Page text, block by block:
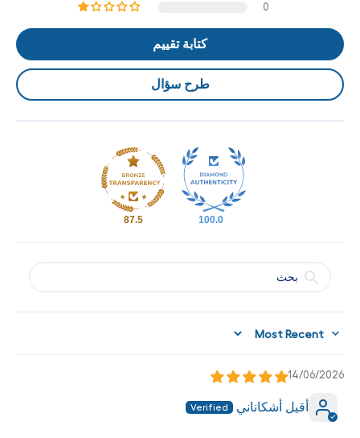
0
كتابة تقييم
طرح سؤال
100.0
87.5
Sort by
14/06/2026
‪أقيل أشكاناني‬‏